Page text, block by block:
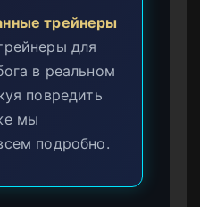
трейнеры
для
в реальном
повредить
мы
подробно.